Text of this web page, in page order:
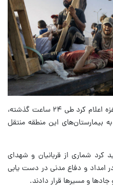
به گزارش ایسنا، وزارت بهداشت نوار غزه اعلام کرد طی ۲۴ ساعت گذشته،
بیمارستان‌های این منطقه منتقل
کرد شماری از قربانیان و شهدای
امداد و دفاع مدنی در دست یابی
جادها و مسیرها قرار دادند.